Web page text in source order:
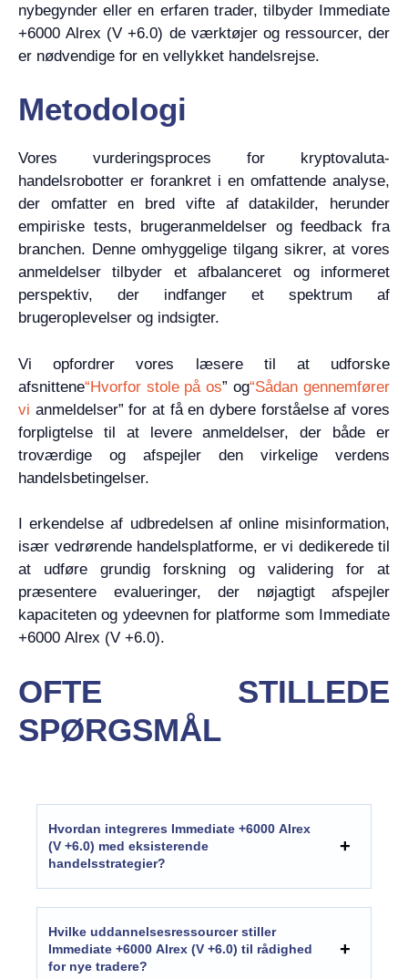
nybegynder eller en erfaren trader, tilbyder Immediate
+6000 Alrex (V +6.0) de værktøjer og ressourcer, der
er nødvendige for en vellykket handelsrejse.
Metodologi
Vores vurderingsproces for kryptovaluta-
handelsrobotter er forankret i en omfattende analyse,
der omfatter en bred vifte af datakilder, herunder
empiriske tests, brugeranmeldelser og feedback fra
branchen. Denne omhyggelige tilgang sikrer, at vores
anmeldelser tilbyder et afbalanceret og informeret
perspektiv, der indfanger et spektrum af
brugeroplevelser og indsigter.
Vi opfordrer vores læsere til at udforske
afsnittene“Hvorfor stole på os” og“Sådan gennemfører
vi anmeldelser” for at få en dybere forståelse af vores
forpligtelse til at levere anmeldelser, der både er
troværdige og afspejler den virkelige verdens
handelsbetingelser.
I erkendelse af udbredelsen af online misinformation,
især vedrørende handelsplatforme, er vi dedikerede til
at udføre grundig forskning og validering for at
præsentere evalueringer, der nøjagtigt afspejler
kapaciteten og ydeevnen for platforme som Immediate
+6000 Alrex (V +6.0).
OFTE STILLEDE
SPØRGSMÅL
Hvordan integreres Immediate +6000 Alrex
(V +6.0) med eksisterende
handelsstrategier?
Hvilke uddannelsesressourcer stiller
Immediate +6000 Alrex (V +6.0) til rådighed
for nye tradere?